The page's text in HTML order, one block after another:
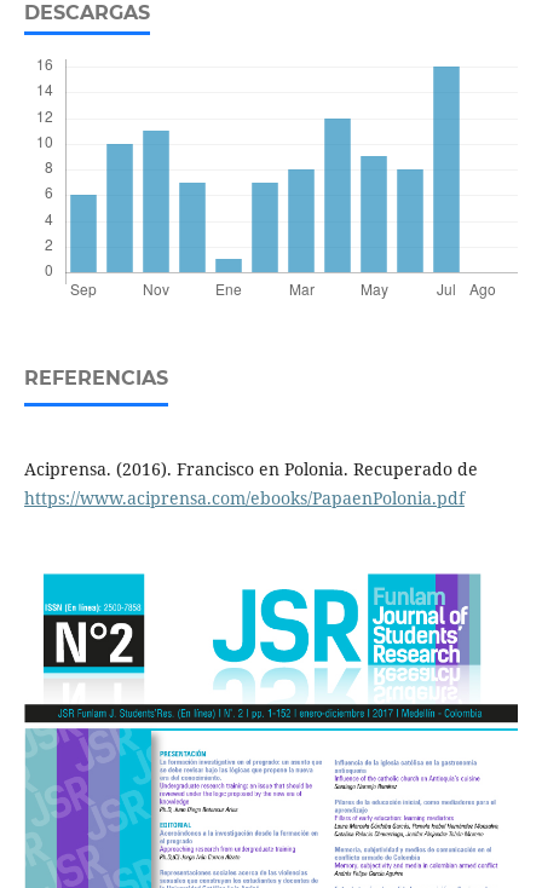
DESCARGAS
REFERENCIAS
Aciprensa. (2016). Francisco en Polonia. Recuperado de
https://www.aciprensa.com/ebooks/PapaenPolonia.pdf